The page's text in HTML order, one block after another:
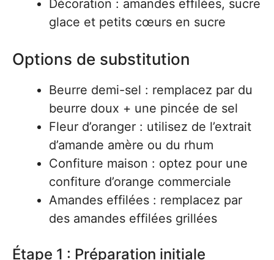
Décoration : amandes effilées, sucre
glace et petits cœurs en sucre
Options de substitution
Beurre demi-sel : remplacez par du
beurre doux + une pincée de sel
Fleur d’oranger : utilisez de l’extrait
d’amande amère ou du rhum
Confiture maison : optez pour une
confiture d’orange commerciale
Amandes effilées : remplacez par
des amandes effilées grillées
Étape 1 : Préparation initiale